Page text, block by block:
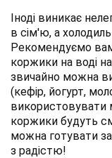
Іноді виникає
в сім'ю, а
Рекомендуємо вам
коржики на воді
звичайно можна
(кефір, йогурт,
використовувати
коржики будуть
можна готувати
з радістю!